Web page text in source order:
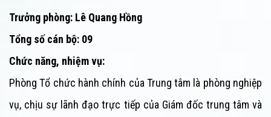
Trưởng phòng: Lê Quang Hồng
Tổng số cán bộ: 09
Chức năng, nhiệm vụ:
Phòng Tổ chức hành chính của Trung tâm là phòng nghiệp
vụ, chịu sự lãnh đạo trực tiếp của Giám đốc trung tâm và